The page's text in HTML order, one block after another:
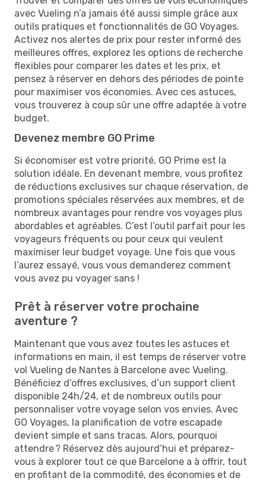
avec Vueling n’a jamais été aussi simple grâce aux
outils pratiques et fonctionnalités de GO Voyages.
Activez nos alertes de prix pour rester informé des
meilleures offres, explorez les options de recherche
flexibles pour comparer les dates et les prix, et
pensez à réserver en dehors des périodes de pointe
pour maximiser vos économies. Avec ces astuces,
vous trouverez à coup sûr une offre adaptée à votre
budget.
Devenez membre GO Prime
Si économiser est votre priorité, GO Prime est la
solution idéale. En devenant membre, vous profitez
de réductions exclusives sur chaque réservation, de
promotions spéciales réservées aux membres, et de
nombreux avantages pour rendre vos voyages plus
abordables et agréables. C’est l’outil parfait pour les
voyageurs fréquents ou pour ceux qui veulent
maximiser leur budget voyage. Une fois que vous
l’aurez essayé, vous vous demanderez comment
vous avez pu voyager sans !
Prêt à réserver votre prochaine
aventure ?
Maintenant que vous avez toutes les astuces et
informations en main, il est temps de réserver votre
vol Vueling de Nantes à Barcelone avec Vueling.
Bénéficiez d’offres exclusives, d’un support client
disponible 24h/24, et de nombreux outils pour
personnaliser votre voyage selon vos envies. Avec
GO Voyages, la planification de votre escapade
devient simple et sans tracas. Alors, pourquoi
attendre ? Réservez dès aujourd’hui et préparez-
vous à explorer tout ce que Barcelone a à offrir, tout
en profitant de la commodité, des économies et de